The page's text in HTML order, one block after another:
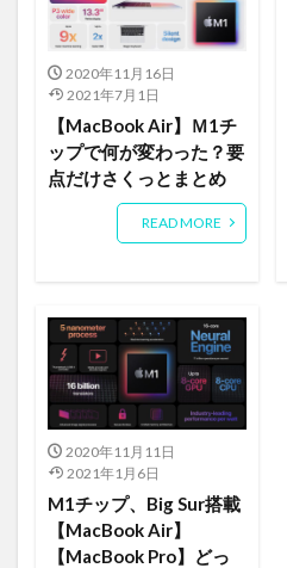
2020年11月16日
2021年7月1日
【MacBook Air】Ｍ1チ
ップで何が変わった？要
点だけさくっとまとめ
READ MORE
2020年11月11日
2021年1月6日
M1チップ、Big Sur搭載
【MacBook Air】
【MacBook Pro】どっ